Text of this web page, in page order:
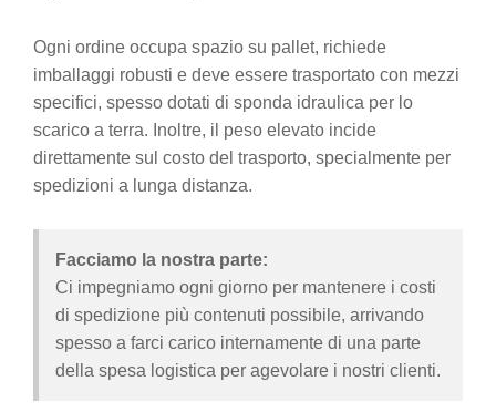
Ogni ordine occupa spazio su pallet, richiede
imballaggi robusti e deve essere trasportato con mezzi
specifici, spesso dotati di sponda idraulica per lo
scarico a terra. Inoltre, il peso elevato incide
direttamente sul costo del trasporto, specialmente per
spedizioni a lunga distanza.
Facciamo la nostra parte:
Ci impegniamo ogni giorno per mantenere i costi
di spedizione più contenuti possibile, arrivando
spesso a farci carico internamente di una parte
della spesa logistica per agevolare i nostri clienti.